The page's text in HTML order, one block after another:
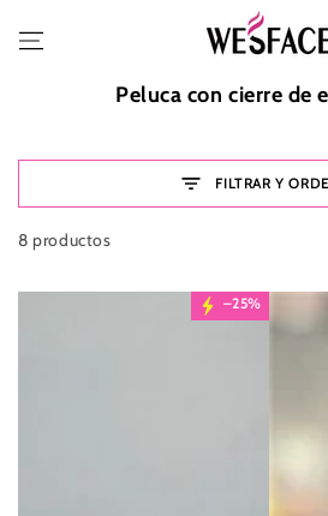
Colección:
Peluca con cierre de
FILTRAR Y
8 productos
–25%